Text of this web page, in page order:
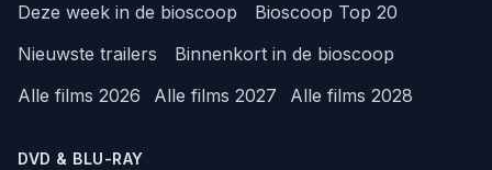
Deze week in de bioscoop
Bioscoop Top 20
Nieuwste trailers
Binnenkort in de bioscoop
Alle films 2026
Alle films 2027 Alle films 2028
DVD & BLU-RAY